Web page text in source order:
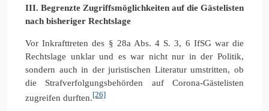
III. Begrenzte Zugriffsmöglichkeiten auf die Gästelisten
nach bisheriger Rechtslage
Vor Inkrafttreten des § 28a Abs. 4 S. 3, 6 IfSG war die
Rechtslage unklar und es war nicht nur in der Politik,
sondern auch in der juristischen Literatur umstritten, ob
die Strafverfolgungsbehörden auf Corona-Gästelisten
zugreifen durften.[26]